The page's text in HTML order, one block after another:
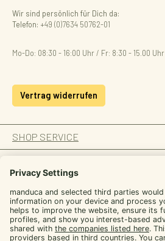
Wir sind persönlich für Dich da:
Telefon: +49 (0)7634 50762-01
Mo-Do: 08:30 - 16:00 Uhr / Fr: 8:30 - 15.00 Uhr
Vertrag widerrufen
SHOP SERVICE
ZAHLUNGSARTEN
SICHER EINKAUFEN
UNSERE COMMUNITIES